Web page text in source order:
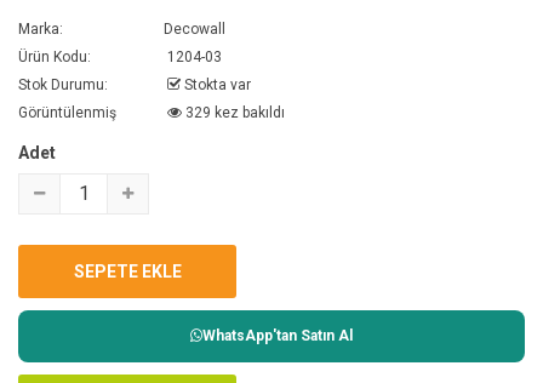
Marka:
Decowall
Ürün Kodu:
1204-03
Stok Durumu:
Stokta var
Görüntülenmiş
329 kez bakıldı
Adet
WhatsApp'tan Satın Al